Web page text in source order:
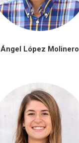
Ángel López Molinero